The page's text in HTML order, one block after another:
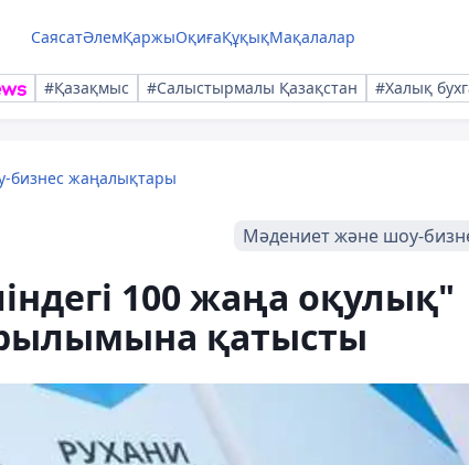
СаясатӘлемҚаржыОқиғаҚұқықМақалалар
#Қазақмыс #Салыстырмалы Қазақстан #Халық
бизнес жаңалықтары
Мәдениет және шоу-
100 жаңа оқулық"
қатысты